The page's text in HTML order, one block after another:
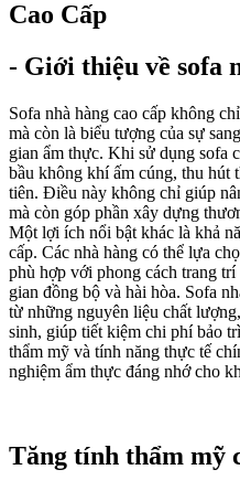
Cao Cấp
- Giới thiệu về sofa
Sofa nhà hàng cao cấp không
mà còn là biểu tượng của sự
gian ẩm thực. Khi sử dụng sofa
bầu không khí ấm cúng, thu hút
tiên. Điều này không chỉ giúp
mà còn góp phần xây dựng
Một lợi ích nổi bật khác là khả
cấp. Các nhà hàng có thể lựa
phù hợp với phong cách trang
gian đồng bộ và hài hòa. Sofa
từ những nguyên liệu chất
sinh, giúp tiết kiệm chi phí bảo
thẩm mỹ và tính năng thực tế
nghiệm ẩm thực đáng nhớ cho
Tăng tính thẩm mỹ